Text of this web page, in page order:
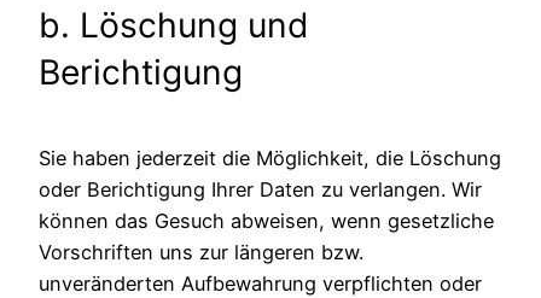
b. Löschung und
Berichtigung
Sie haben jederzeit die Möglichkeit, die Löschung
oder Berichtigung Ihrer Daten zu verlangen. Wir
können das Gesuch abweisen, wenn gesetzliche
Vorschriften uns zur längeren bzw.
unveränderten Aufbewahrung verpflichten oder